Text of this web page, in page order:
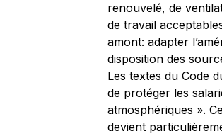
renouvelé, de
de travail
amont: adapter
disposition des
Les textes du Code
de protéger les
atmosphériques ».
devient